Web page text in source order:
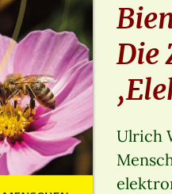
Die
Ulrich